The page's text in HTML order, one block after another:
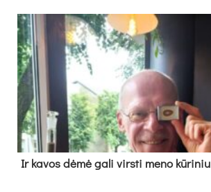
Ir ka­vos dė­mė ga­li virs­ti me­no kū­ri­niu